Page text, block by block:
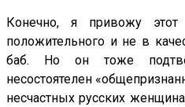
Конечно, я привожу
положительного и не в
баб. Но он тоже
несостоятелен
несчастных русских